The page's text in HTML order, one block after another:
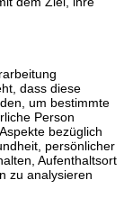
dass diese
um bestimmte
Person
bezüglich
persönlicher
Aufenthaltsort
zu analysieren